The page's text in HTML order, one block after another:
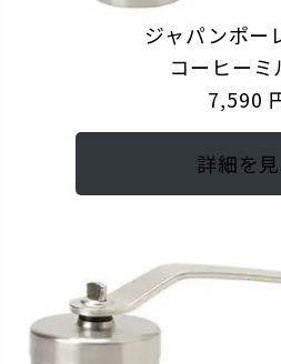
ジャパンポー
コーヒーミ
7,590
詳細を